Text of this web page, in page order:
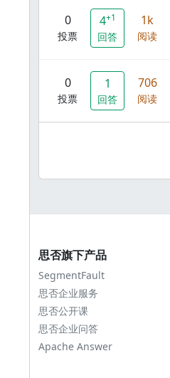
0
投票
4+1
回答
1k
阅读
0
投票
1
回答
706
阅读
思否旗下产品
SegmentFault
思否企业服务
思否公开课
思否企业问答
Apache Answer